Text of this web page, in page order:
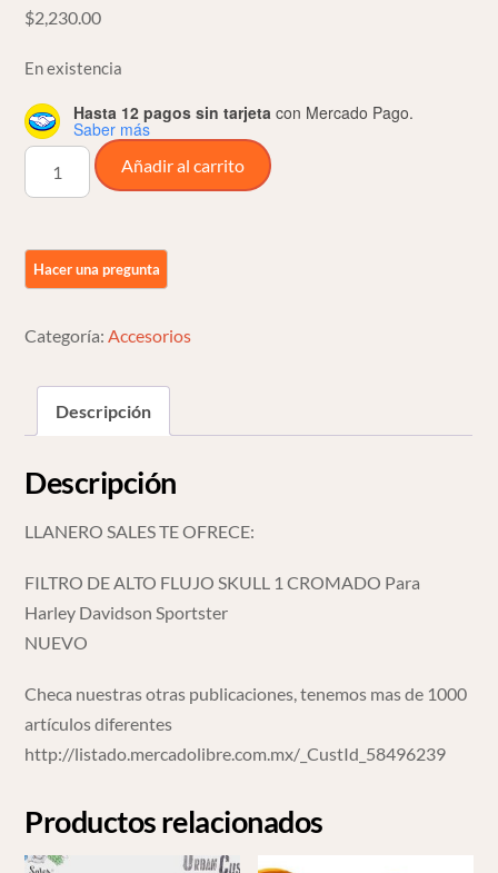
$2,230.00
En existencia
Hasta 12 pagos sin tarjeta con Mercado Pago.
Saber más
Filtro
Alto
Cromo
Harley
Sportster
cantidad
Añadir al carrito
Categoría:Accesorios
Descripción
Descripción
LLANERO SALES TE OFRECE:
FILTRO DE ALTO FLUJO SKULL 1 CROMADO Para
Harley Davidson Sportster
NUEVO
Checa nuestras otras publicaciones, tenemos mas de 1000
artículos diferentes
http://listado.mercadolibre.com.mx/_CustId_58496239
Productos relacionados